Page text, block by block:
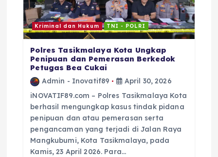
Kriminal dan Hukum TNI - POLRI
Polres Tasikmalaya Kota Ungkap
Penipuan dan Pemerasan Berkedok
Petugas Bea Cukai
Admin - Inovatif89
April 30, 2026
iNOVATIF89.com – Polres Tasikmalaya Kota
berhasil mengungkap kasus tindak pidana
penipuan dan atau pemerasan serta
pengancaman yang terjadi di Jalan Raya
Mangkubumi, Kota Tasikmalaya, pada
Kamis, 23 April 2026. Para…